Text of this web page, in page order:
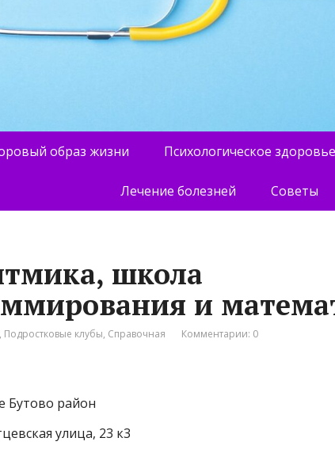
образ жизни Психологическое здоровье
Лечение болезней Советы
школа
и
, Подростковые клубы, Справочная Комментарии: 0
Бутово район
улица, 23 к3